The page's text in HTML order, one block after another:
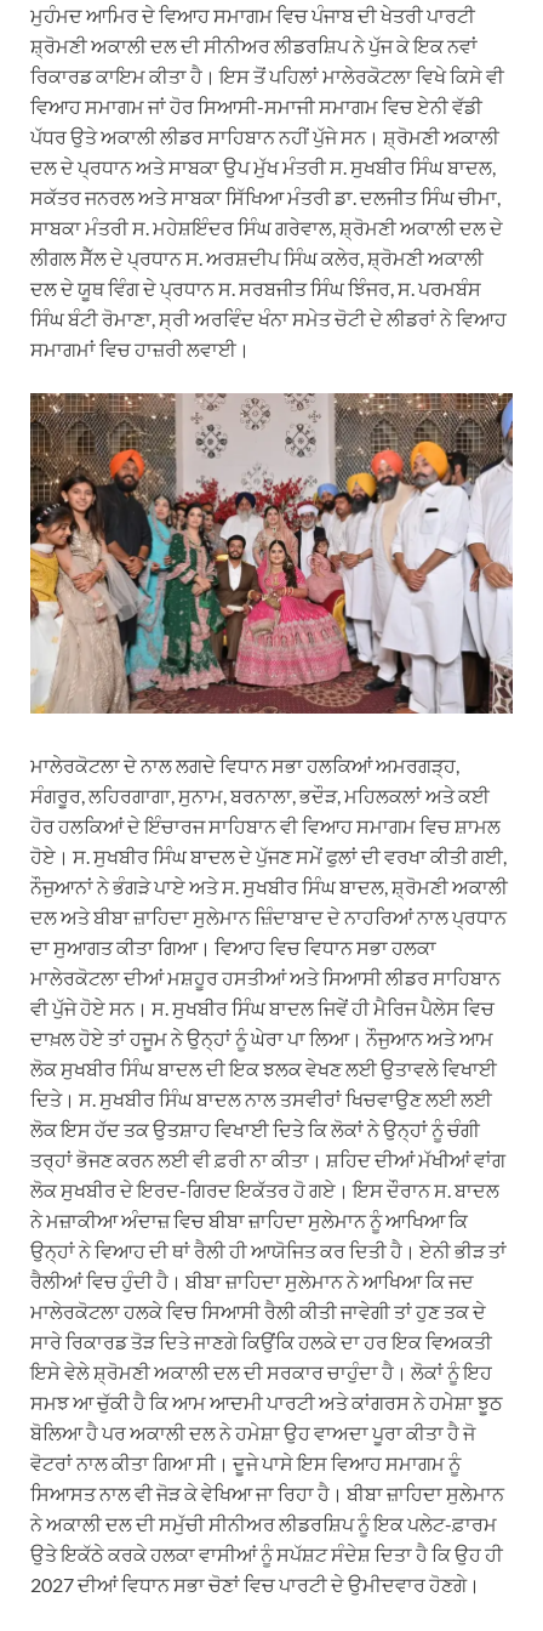
ਮੁਹੰਮਦ ਆਮਿਰ ਦੇ ਵਿਆਹ ਸਮਾਗਮ ਵਿਚ ਪੰਜਾਬ ਦੀ ਖੇਤਰੀ ਪਾਰਟੀ
ਸ਼੍ਰੋਮਣੀ ਅਕਾਲੀ ਦਲ ਦੀ ਸੀਨੀਅਰ ਲੀਡਰਸ਼ਿਪ ਨੇ ਪੁੱਜ ਕੇ ਇਕ ਨਵਾਂ
ਰਿਕਾਰਡ ਕਾਇਮ ਕੀਤਾ ਹੈ। ਇਸ ਤੋਂ ਪਹਿਲਾਂ ਮਾਲੇਰਕੋਟਲਾ ਵਿਖੇ ਕਿਸੇ ਵੀ
ਵਿਆਹ ਸਮਾਗਮ ਜਾਂ ਹੋਰ ਸਿਆਸੀ-ਸਮਾਜੀ ਸਮਾਗਮ ਵਿਚ ਏਨੀ ਵੱਡੀ
ਪੱਧਰ ਉਤੇ ਅਕਾਲੀ ਲੀਡਰ ਸਾਹਿਬਾਨ ਨਹੀਂ ਪੁੱਜੇ ਸਨ। ਸ਼੍ਰੋਮਣੀ ਅਕਾਲੀ
ਦਲ ਦੇ ਪ੍ਰਧਾਨ ਅਤੇ ਸਾਬਕਾ ਉਪ ਮੁੱਖ ਮੰਤਰੀ ਸ. ਸੁਖਬੀਰ ਸਿੰਘ ਬਾਦਲ,
ਸਕੱਤਰ ਜਨਰਲ ਅਤੇ ਸਾਬਕਾ ਸਿੱਖਿਆ ਮੰਤਰੀ ਡਾ. ਦਲਜੀਤ ਸਿੰਘ ਚੀਮਾ,
ਸਾਬਕਾ ਮੰਤਰੀ ਸ. ਮਹੇਸ਼ਇੰਦਰ ਸਿੰਘ ਗਰੇਵਾਲ, ਸ਼੍ਰੋਮਣੀ ਅਕਾਲੀ ਦਲ ਦੇ
ਲੀਗਲ ਸੈੱਲ ਦੇ ਪ੍ਰਧਾਨ ਸ. ਅਰਸ਼ਦੀਪ ਸਿੰਘ ਕਲੇਰ, ਸ਼੍ਰੋਮਣੀ ਅਕਾਲੀ
ਦਲ ਦੇ ਯੂਥ ਵਿੰਗ ਦੇ ਪ੍ਰਧਾਨ ਸ. ਸਰਬਜੀਤ ਸਿੰਘ ਝਿੰਜਰ, ਸ. ਪਰਮਬੰਸ
ਸਿੰਘ ਬੰਟੀ ਰੋਮਾਣਾ, ਸ੍ਰੀ ਅਰਵਿੰਦ ਖੰਨਾ ਸਮੇਤ ਚੋਟੀ ਦੇ ਲੀਡਰਾਂ ਨੇ ਵਿਆਹ
ਸਮਾਗਮਾਂ ਵਿਚ ਹਾਜ਼ਰੀ ਲਵਾਈ।
ਮਾਲੇਰਕੋਟਲਾ ਦੇ ਨਾਲ ਲਗਦੇ ਵਿਧਾਨ ਸਭਾ ਹਲਕਿਆਂ ਅਮਰਗੜ੍ਹ,
ਸੰਗਰੂਰ, ਲਹਿਰਗਾਗਾ, ਸੁਨਾਮ, ਬਰਨਾਲਾ, ਭਦੌੜ, ਮਹਿਲਕਲਾਂ ਅਤੇ ਕਈ
ਹੋਰ ਹਲਕਿਆਂ ਦੇ ਇੰਚਾਰਜ ਸਾਹਿਬਾਨ ਵੀ ਵਿਆਹ ਸਮਾਗਮ ਵਿਚ ਸ਼ਾਮਲ
ਹੋਏ। ਸ. ਸੁਖਬੀਰ ਸਿੰਘ ਬਾਦਲ ਦੇ ਪੁੱਜਣ ਸਮੇਂ ਫੁਲਾਂ ਦੀ ਵਰਖਾ ਕੀਤੀ ਗਈ,
ਨੌਜੁਆਨਾਂ ਨੇ ਭੰਗੜੇ ਪਾਏ ਅਤੇ ਸ. ਸੁਖਬੀਰ ਸਿੰਘ ਬਾਦਲ, ਸ਼੍ਰੋਮਣੀ ਅਕਾਲੀ
ਦਲ ਅਤੇ ਬੀਬਾ ਜ਼ਾਹਿਦਾ ਸੁਲੇਮਾਨ ਜ਼ਿੰਦਾਬਾਦ ਦੇ ਨਾਹਰਿਆਂ ਨਾਲ ਪ੍ਰਧਾਨ
ਦਾ ਸੁਆਗਤ ਕੀਤਾ ਗਿਆ। ਵਿਆਹ ਵਿਚ ਵਿਧਾਨ ਸਭਾ ਹਲਕਾ
ਮਾਲੇਰਕੋਟਲਾ ਦੀਆਂ ਮਸ਼ਹੂਰ ਹਸਤੀਆਂ ਅਤੇ ਸਿਆਸੀ ਲੀਡਰ ਸਾਹਿਬਾਨ
ਵੀ ਪੁੱਜੇ ਹੋਏ ਸਨ। ਸ. ਸੁਖਬੀਰ ਸਿੰਘ ਬਾਦਲ ਜਿਵੇਂ ਹੀ ਮੈਰਿਜ ਪੈਲੇਸ ਵਿਚ
ਦਾਖ਼ਲ ਹੋਏ ਤਾਂ ਹਜੂਮ ਨੇ ਉਨ੍ਹਾਂ ਨੂੰ ਘੇਰਾ ਪਾ ਲਿਆ। ਨੌਜੁਆਨ ਅਤੇ ਆਮ
ਲੋਕ ਸੁਖਬੀਰ ਸਿੰਘ ਬਾਦਲ ਦੀ ਇਕ ਝਲਕ ਵੇਖਣ ਲਈ ਉਤਾਵਲੇ ਵਿਖਾਈ
ਦਿਤੇ। ਸ. ਸੁਖਬੀਰ ਸਿੰਘ ਬਾਦਲ ਨਾਲ ਤਸਵੀਰਾਂ ਖਿਚਵਾਉਣ ਲਈ ਲਈ
ਲੋਕ ਇਸ ਹੱਦ ਤਕ ਉਤਸ਼ਾਹ ਵਿਖਾਈ ਦਿਤੇ ਕਿ ਲੋਕਾਂ ਨੇ ਉਨ੍ਹਾਂ ਨੂੰ ਚੰਗੀ
ਤਰ੍ਹਾਂ ਭੋਜਣ ਕਰਨ ਲਈ ਵੀ ਫ਼ਰੀ ਨਾ ਕੀਤਾ। ਸ਼ਹਿਦ ਦੀਆਂ ਮੱਖੀਆਂ ਵਾਂਗ
ਲੋਕ ਸੁਖਬੀਰ ਦੇ ਇਰਦ-ਗਿਰਦ ਇਕੱਤਰ ਹੋ ਗਏ। ਇਸ ਦੌਰਾਨ ਸ. ਬਾਦਲ
ਨੇ ਮਜ਼ਾਕੀਆ ਅੰਦਾਜ਼ ਵਿਚ ਬੀਬਾ ਜ਼ਾਹਿਦਾ ਸੁਲੇਮਾਨ ਨੂੰ ਆਖਿਆ ਕਿ
ਉਨ੍ਹਾਂ ਨੇ ਵਿਆਹ ਦੀ ਥਾਂ ਰੈਲੀ ਹੀ ਆਯੋਜਿਤ ਕਰ ਦਿਤੀ ਹੈ। ਏਨੀ ਭੀੜ ਤਾਂ
ਰੈਲੀਆਂ ਵਿਚ ਹੁੰਦੀ ਹੈ। ਬੀਬਾ ਜ਼ਾਹਿਦਾ ਸੁਲੇਮਾਨ ਨੇ ਆਖਿਆ ਕਿ ਜਦ
ਮਾਲੇਰਕੋਟਲਾ ਹਲਕੇ ਵਿਚ ਸਿਆਸੀ ਰੈਲੀ ਕੀਤੀ ਜਾਵੇਗੀ ਤਾਂ ਹੁਣ ਤਕ ਦੇ
ਸਾਰੇ ਰਿਕਾਰਡ ਤੋੜ ਦਿਤੇ ਜਾਣਗੇ ਕਿਉਂਕਿ ਹਲਕੇ ਦਾ ਹਰ ਇਕ ਵਿਅਕਤੀ
ਇਸੇ ਵੇਲੇ ਸ਼੍ਰੋਮਣੀ ਅਕਾਲੀ ਦਲ ਦੀ ਸਰਕਾਰ ਚਾਹੁੰਦਾ ਹੈ। ਲੋਕਾਂ ਨੂੰ ਇਹ
ਸਮਝ ਆ ਚੁੱਕੀ ਹੈ ਕਿ ਆਮ ਆਦਮੀ ਪਾਰਟੀ ਅਤੇ ਕਾਂਗਰਸ ਨੇ ਹਮੇਸ਼ਾ ਝੂਠ
ਬੋਲਿਆ ਹੈ ਪਰ ਅਕਾਲੀ ਦਲ ਨੇ ਹਮੇਸ਼ਾ ਉਹ ਵਾਅਦਾ ਪੂਰਾ ਕੀਤਾ ਹੈ ਜੋ
ਵੋਟਰਾਂ ਨਾਲ ਕੀਤਾ ਗਿਆ ਸੀ। ਦੂਜੇ ਪਾਸੇ ਇਸ ਵਿਆਹ ਸਮਾਗਮ ਨੂੰ
ਸਿਆਸਤ ਨਾਲ ਵੀ ਜੋੜ ਕੇ ਵੇਖਿਆ ਜਾ ਰਿਹਾ ਹੈ। ਬੀਬਾ ਜ਼ਾਹਿਦਾ ਸੁਲੇਮਾਨ
ਨੇ ਅਕਾਲੀ ਦਲ ਦੀ ਸਮੁੱਚੀ ਸੀਨੀਅਰ ਲੀਡਰਸ਼ਿਪ ਨੂੰ ਇਕ ਪਲੇਟ-ਫ਼ਾਰਮ
ਉਤੇ ਇਕੱਠੇ ਕਰਕੇ ਹਲਕਾ ਵਾਸੀਆਂ ਨੂੰ ਸਪੱਸ਼ਟ ਸੰਦੇਸ਼ ਦਿਤਾ ਹੈ ਕਿ ਉਹ ਹੀ
2027 ਦੀਆਂ ਵਿਧਾਨ ਸਭਾ ਚੋਣਾਂ ਵਿਚ ਪਾਰਟੀ ਦੇ ਉਮੀਦਵਾਰ ਹੋਣਗੇ।